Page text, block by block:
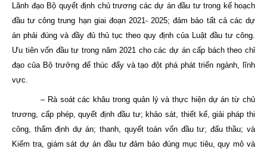
Lãnh đạo Bộ quyết định chủ trương các dự án đầu tư trong kế hoạch
đầu tư công trung hạn giai đoạn 2021- 2025; đảm bảo tất cả các dự
án phải đúng và đầy đủ thủ tục theo quy định của Luật đầu tư công.
Ưu tiên vốn đầu tư trong năm 2021 cho các dự án cấp bách theo chỉ
đạo của Bộ trưởng để thúc đẩy và tạo đột phá phát triển ngành, lĩnh
vực.
– Rà soát các khâu trong quản lý và thực hiện dự án từ chủ
trương, cấp phép, quyết định đầu tư; khảo sát, thiết kế, giải pháp thi
công, thẩm định dự án; thanh, quyết toán vốn đầu tư; đấu thầu; và
Kiểm tra, giám sát dự án đầu tư đảm bảo đúng mục tiêu, quy mô và